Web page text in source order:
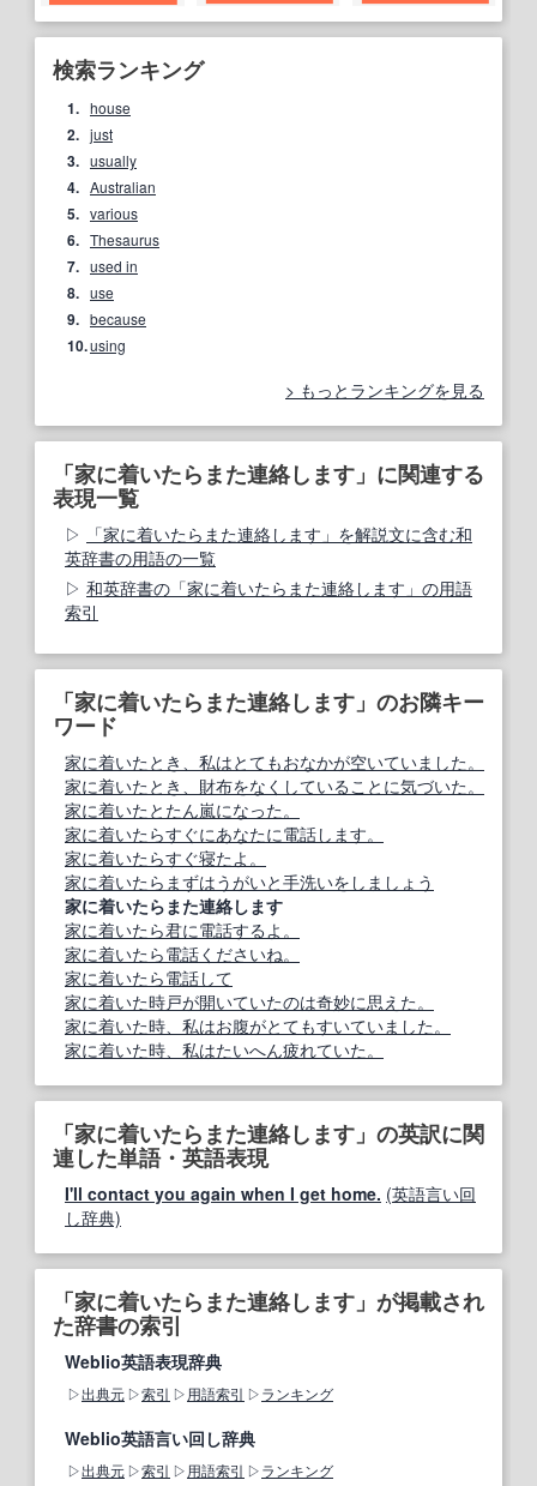
検索ランキング
1. house
2. just
3. usually
4. Australian
5. various
6. Thesaurus
7. used in
8. use
9. because
10.using
もっとランキングを見る
「家に着いたらまた連絡します」に関連する
表現一覧
「家に着いたらまた連絡します」を解説文に含む和
英辞書の用語の一覧
和英辞書の「家に着いたらまた連絡します」の用語
索引
「家に着いたらまた連絡します」のお隣キー
ワード
家に着いたとき、私はとてもおなかが空いていました。
家に着いたとき、財布をなくしていることに気づいた。
家に着いたとたん嵐になった。
家に着いたらすぐにあなたに電話します。
家に着いたらすぐ寝たよ。
家に着いたらまずはうがいと手洗いをしましょう
家に着いたらまた連絡します
家に着いたら君に電話するよ。
家に着いたら電話くださいね。
家に着いたら電話して
家に着いた時戸が開いていたのは奇妙に思えた。
家に着いた時、私はお腹がとてもすいていました。
家に着いた時、私はたいへん疲れていた。
「家に着いたらまた連絡します」の英訳に関
連した単語・英語表現
I'll contact you again when I get home. (英語言い回
し辞典)
「家に着いたらまた連絡します」が掲載され
た辞書の索引
Weblio英語表現辞典
出典元 索引 用語索引 ランキング
Weblio英語言い回し辞典
出典元 索引 用語索引 ランキング